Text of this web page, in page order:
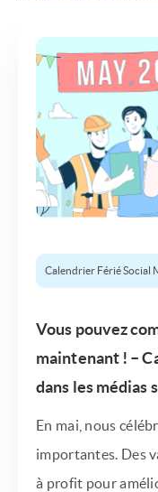
Calendrier Férié Social
Vous pouvez
maintenant ! –
dans les médias
En mai, nous
importantes. Des
à profit pour